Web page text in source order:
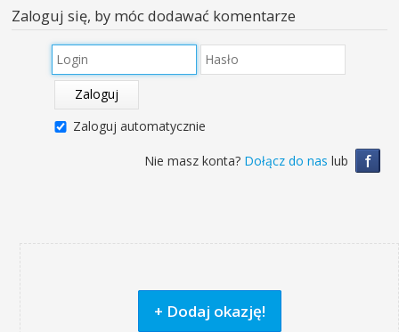
Zaloguj się, by móc dodawać komentarze
Zaloguj
Zaloguj automatycznie
f
Nie masz konta? Dołącz do nas lub
+ Dodaj okazję!